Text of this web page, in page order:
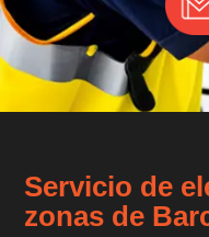
Servicio de
zonas de